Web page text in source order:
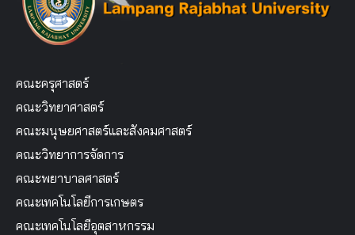
คณะครุศาสตร์
คณะวิทยาศาสตร์
คณะมนุษยศาสตร์และสังคมศาสตร์
คณะวิทยาการจัดการ
คณะพยาบาลศาสตร์
คณะเทคโนโลยีการเกษตร
คณะเทคโนโลยีอุตสาหกรรม